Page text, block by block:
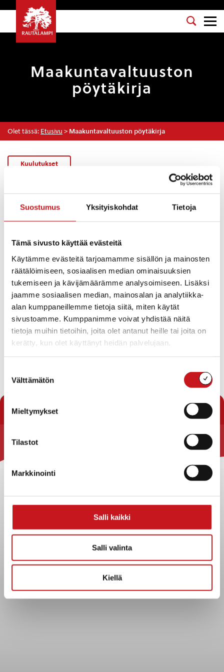
Suostumus Yksityiskohdat Tietoja
Tämä sivusto käyttää evästeitä
Käytämme evästeitä tarjoamamme sisällön ja mainosten
räätälöimiseen, sosiaalisen median ominaisuuksien
tukemiseen ja kävijämäärämme analysoimiseen. Lisäksi
jaamme sosiaalisen median, mainosalan ja analytiikka-
alan kumppaneillemme tietoja siitä, miten käytät
sivustoamme. Kumppanimme voivat yhdistää näitä
tietoja muihin tietoihin, joita olet antanut heille tai joita on
kerätty, kun olet käyttänyt heidän palvelujaan.
valinta
Välttämätön
Mieltymykset
Tilastot
Markkinointi
Salli kaikki
Salli valinta
Kiellä
Maakuntavaltuuston
pöytäkirja
Olet tässä: Etusivu > Maakuntavaltuuston pöytäkirja
Kuulutukset
Maakuntavaltuuston pöytäkirja 27.11.2017
Sairaalatoimintojen työnjako, leikkaustoiminta,
aluevaikutusten arviointi ja maakunnallinen
valmistelutyö
Pohjois-Savon maakuntasuunnitelma 2040,
maakuntaohjelma 2018-2021 sekä
maakuntaohjelman ympäristöselostus
Valtuustoaloite maakunnan liikenneyhteyksien
selvittämisestä
Yhteystiedot
Strategiat, ohjelmat, ohjeet, suunnitelmat, säännöt ja
sopimukset
Asiakirjajulkisuuskuvaus
Evästeet
Tietosuoja
Tietopyyntö